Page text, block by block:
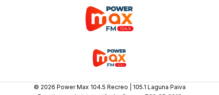
© 2026 Power Max 104.5 Recreo | 105.1 Laguna Paiva